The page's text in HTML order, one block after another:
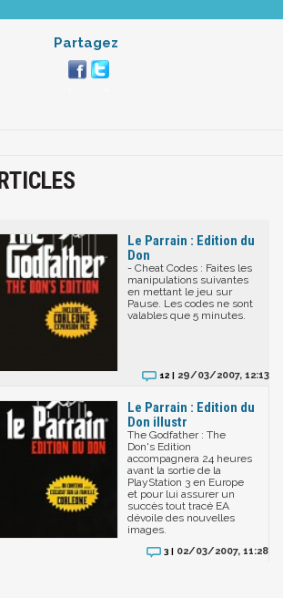
Partagez
Le Parrain : Edition du
Don
- Cheat Codes : Faites les
manipulations suivantes
en mettant le jeu sur
Pause. Les codes ne sont
valables que 5 minutes.
12 | 29/03/2007, 12:13
Le Parrain : Edition du
Don illustr
The Godfather : The
Don's Edition
accompagnera 24 heures
avant la sortie de la
PlayStation 3 en Europe
et pour lui assurer un
succès tout tracé EA
dévoile des nouvelles
images.
3 | 02/03/2007, 11:28